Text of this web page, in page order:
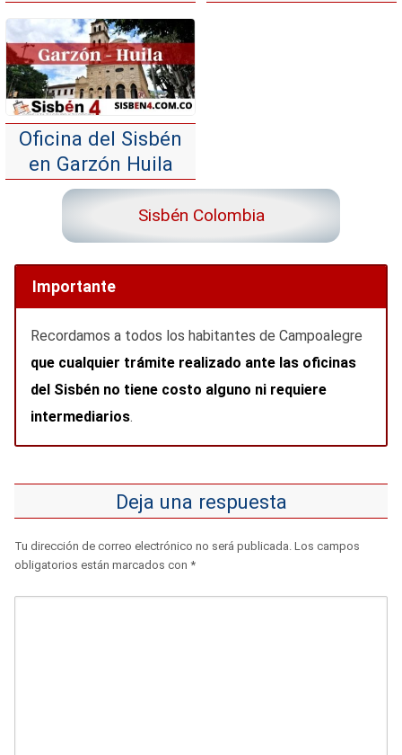
Oficina del Sisbén
en Garzón Huila
Sisbén Colombia
Importante
Recordamos a todos los habitantes de Campoalegre
que cualquier trámite realizado ante las oficinas
del Sisbén no tiene costo alguno ni requiere
intermediarios.
Deja una respuesta
Tu dirección de correo electrónico no será publicada. Los campos
obligatorios están marcados con *